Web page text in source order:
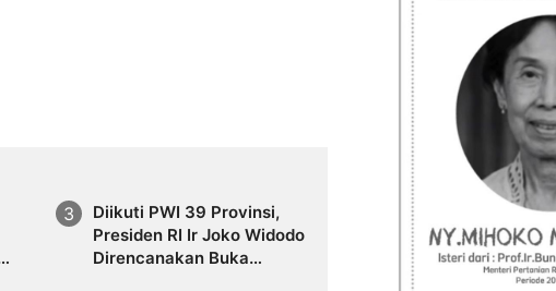
Diikuti PWI 39 Provinsi,
Presiden RI Ir Joko Widodo
Direncanakan Buka